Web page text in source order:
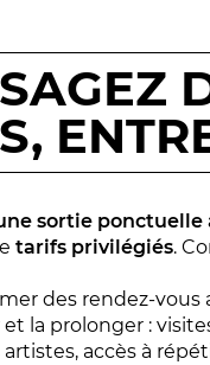
sortie ponctuelle
tarifs privilégiés.
des rendez-
la prolonger :
accès à